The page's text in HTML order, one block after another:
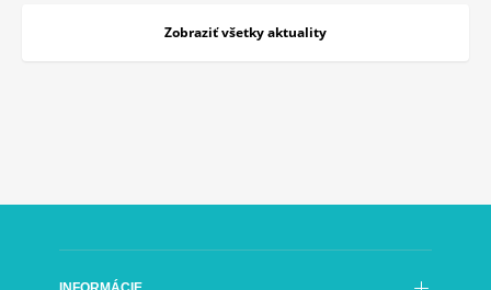
Zobraziť všetky aktuality